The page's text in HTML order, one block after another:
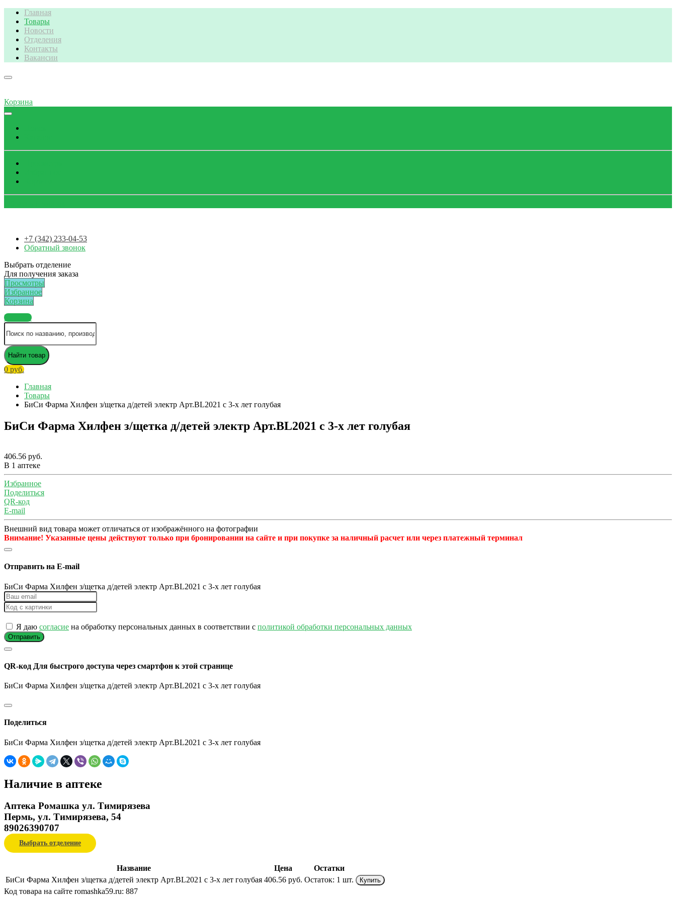
Главная
Товары
Новости
Отделения
Контакты
Вакансии
Корзина
+7 (342) 233-04-53
Обратный звонок
Выбрать отделение
Для получения заказа
Просмотры
Избранное
Корзина
Каталог
Найти товар
0 руб.
Главная
Товары
БиСи Фарма Хилфен з/щетка д/детей электр Арт.BL2021 с 3-х лет голубая
БиСи Фарма Хилфен з/щетка д/детей электр Арт.BL2021 с 3-х лет голубая
406.56 руб.
В 1 аптеке
Избранное
Поделиться
QR-код
E-mail
Внешний вид товара может отличаться от изображённого на фотографии
Внимание! Указанные цены действуют только при бронировании на сайте и при покупке за наличный расчет или через платежный терминал
Отправить на E-mail
БиСи Фарма Хилфен з/щетка д/детей электр Арт.BL2021 с 3-х лет голубая
Я даю согласие на обработку персональных данных в соответствии с политикой обработки персональных данных
Отправить
QR-код Для быстрого доступа через смартфон к этой странице
БиСи Фарма Хилфен з/щетка д/детей электр Арт.BL2021 с 3-х лет голубая
Поделиться
БиСи Фарма Хилфен з/щетка д/детей электр Арт.BL2021 с 3-х лет голубая
Наличие в аптеке
Аптека Ромашка ул. Тимирязева
Пермь, ул. Тимирязева, 54
89026390707
Выбрать отделение
Название Цена
Остатки
БиСи Фарма Хилфен з/щетка д/детей электр Арт.BL2021 с 3-х лет голубая 406.56 руб. Остаток: 1 шт. Купить
Код товара на сайте romashka59.ru: 887